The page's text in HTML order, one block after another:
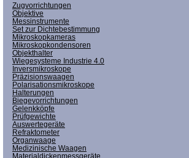
Zugvorrichtungen
Objektive
Messinstrumente
Set zur Dichtebestimmung
Mikroskopkameras
Mikroskopkondensoren
Objekthalter
Wiegesysteme Industrie 4.0
Inversmikroskope
Präzisionswaagen
Polarisationsmikroskope
Halterungen
Biegevorrichtungen
Gelenkköpfe
Prüfgewichte
Auswertegeräte
Refraktometer
Organwaage
Medizinische Waagen
Materialdickenmessgeräte